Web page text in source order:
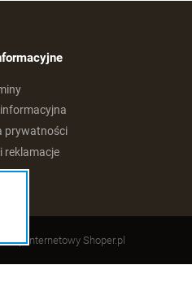
prywatności
reklamacje
Sklep internetowy Shoper.pl